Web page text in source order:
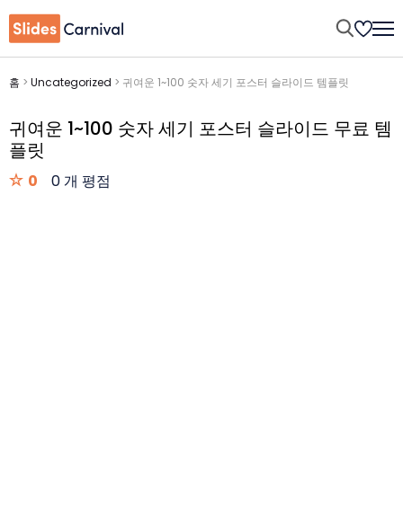
홈 > Uncategorized > 귀여운 1~100 숫자 세기 포스터 슬라이드 템플릿
귀여운 1~100 숫자 세기 포스터 슬라이드 무료 템
플릿
0 0 개 평점